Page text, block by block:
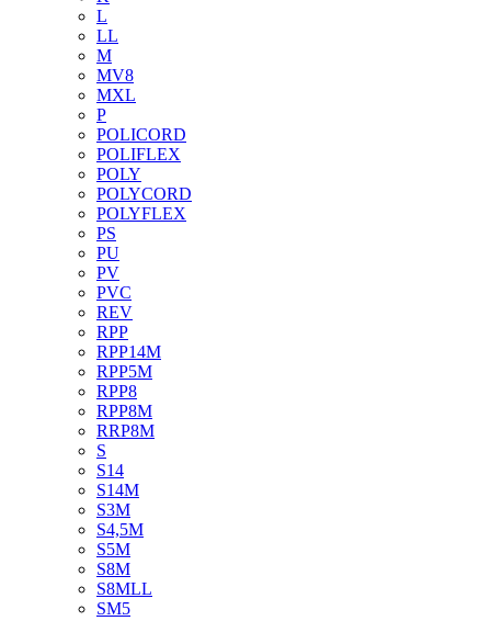
L
LL
M
MV8
MXL
P
POLICORD
POLIFLEX
POLY
POLYCORD
POLYFLEX
PS
PU
PV
PVC
REV
RPP
RPP14M
RPP5M
RPP8
RPP8M
RRP8M
S
S14
S14M
S3M
S4,5M
S5M
S8M
S8MLL
SM5